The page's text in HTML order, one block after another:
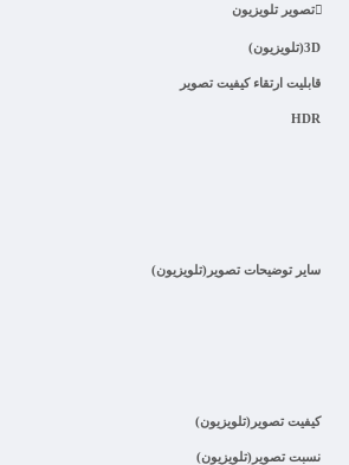
تصویر تلویزیون
3D(تلویزیون)
قابلیت ارتقاء کیفیت تصویر
HDR
سایر توضیحات تصویر(تلویزیون)
کیفیت تصویر(تلویزیون)
نسبت تصویر(تلویزیون)